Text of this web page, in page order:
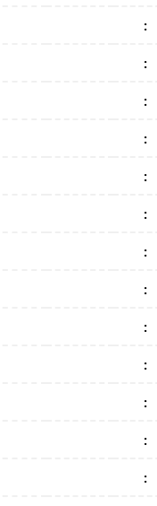
:
:
:
:
:
:
:
:
:
:
:
:
:
:
:
:
:
:
:
:
:
:
:
:
:
: